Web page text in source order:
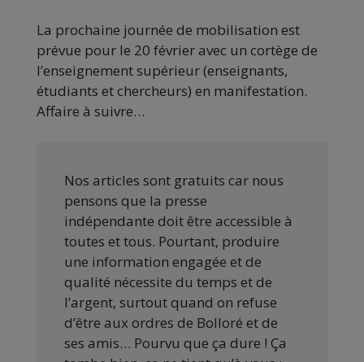
La prochaine journée de mobilisation est
prévue pour le 20 février avec un cortège de
l’enseignement supérieur (enseignants,
étudiants et chercheurs) en manifestation.
Affaire à suivre…
Nos articles sont gratuits car nous
pensons que la presse
indépendante doit être accessible à
toutes et tous. Pourtant, produire
une information engagée et de
qualité nécessite du temps et de
l’argent, surtout quand on refuse
d’être aux ordres de Bolloré et de
ses amis… Pourvu que ça dure ! Ça